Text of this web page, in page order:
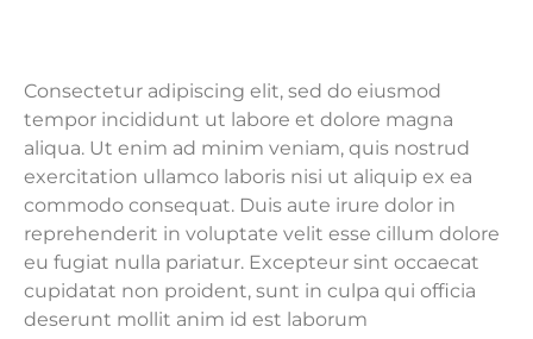
Consectetur adipiscing elit, sed do eiusmod
tempor incididunt ut labore et dolore magna
aliqua. Ut enim ad minim veniam, quis nostrud
exercitation ullamco laboris nisi ut aliquip ex ea
commodo consequat. Duis aute irure dolor in
reprehenderit in voluptate velit esse cillum dolore
eu fugiat nulla pariatur. Excepteur sint occaecat
cupidatat non proident, sunt in culpa qui officia
deserunt mollit anim id est laborum